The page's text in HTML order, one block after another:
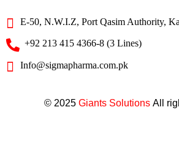
E-50, N.W.I.Z, Port Qasim Authority,
+92 213 415 4366-8 (3 Lines)
Info@sigmapharma.com.pk
© 2025 Giants Solutions All